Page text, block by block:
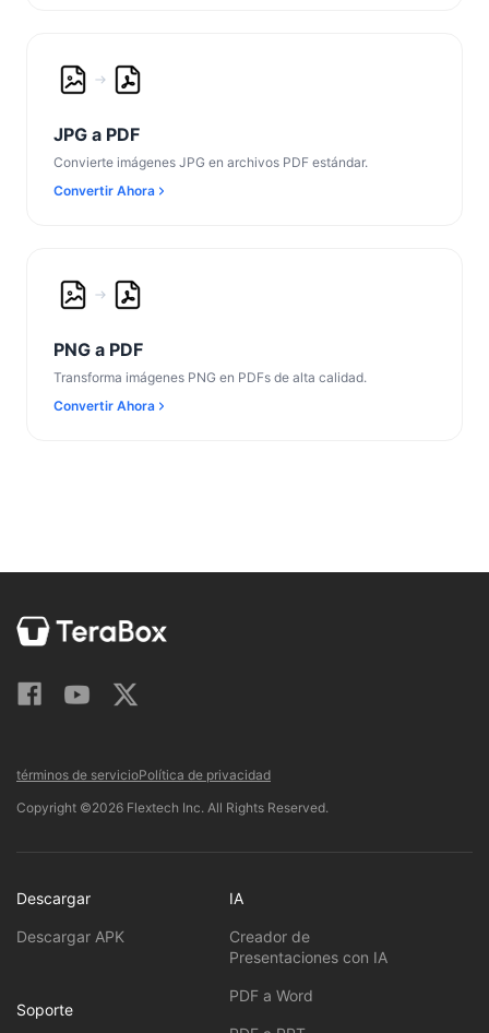
JPG a PDF
Convierte imágenes JPG en archivos PDF estándar.
Convertir Ahora
PNG a PDF
Transforma imágenes PNG en PDFs de alta calidad.
Convertir Ahora
términos de servicioPolítica de privacidad
Copyright ©2026 Flextech Inc. All Rights Reserved.
Descargar
Descargar APK
Soporte
IA
Creador de
Presentaciones con IA
PDF a Word